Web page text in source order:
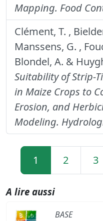
Mapping. Food
Clément, T. ,
Manssens, G. ,
Blondel, A. &
Suitability of Strip-
in Maize Crops to
Erosion, and
Modeling.
1 2 3
A lire aussi
BASE